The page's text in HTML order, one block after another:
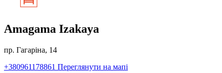
Amagama Izakaya
пр. Гагаріна, 14
+380961178861 Переглянути на мапі